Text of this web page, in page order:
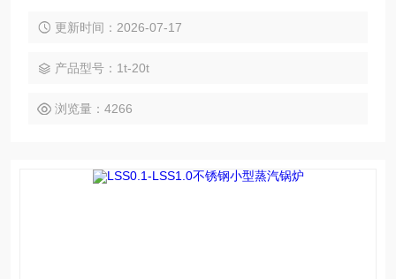
更新时间：2026-07-17
产品型号：1t-20t
浏览量：4266